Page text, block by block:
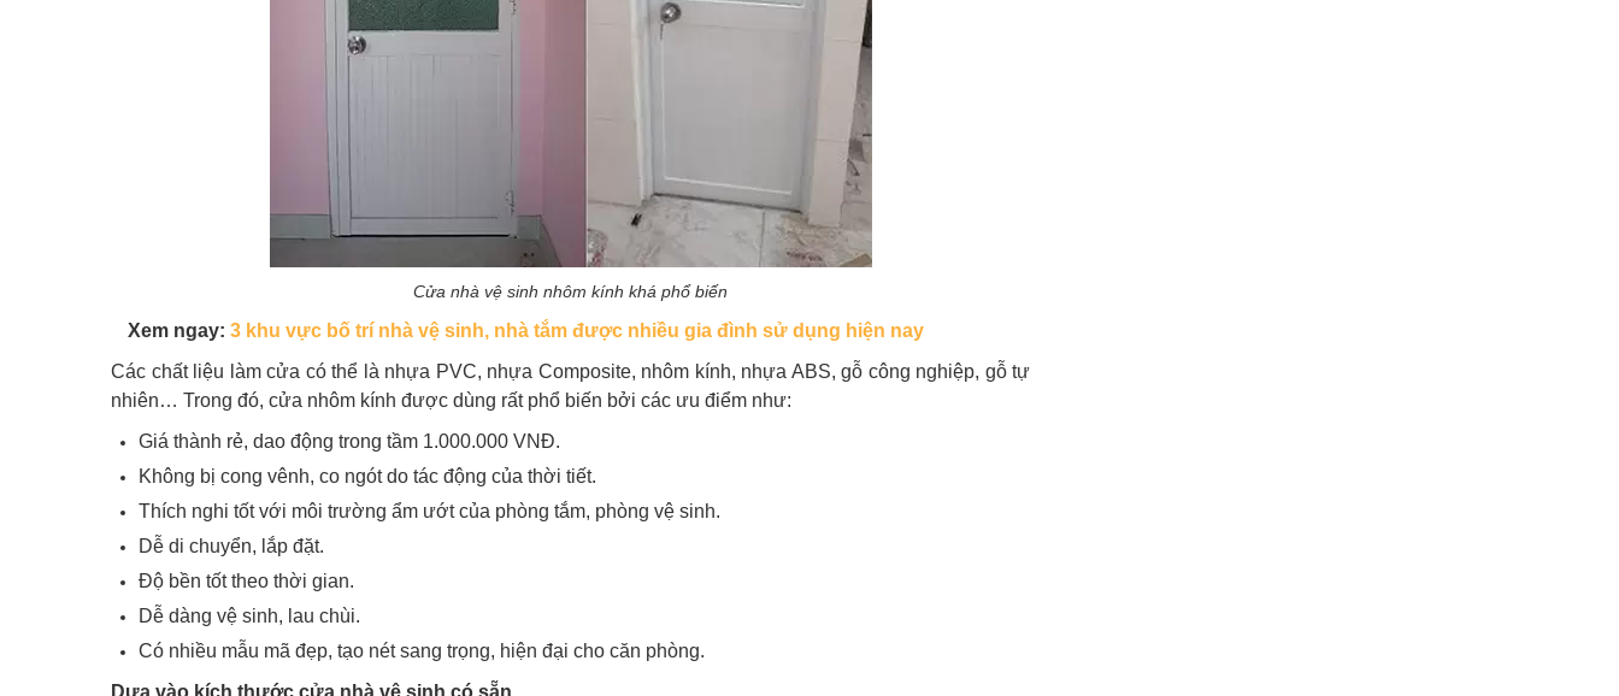
Cửa nhà vệ sinh nhôm kính khá phổ biến
Xem ngay: 3 khu vực bố trí nhà vệ sinh, nhà tắm được nhiều gia đình sử dụng hiện nay
Các chất liệu làm cửa có thể là nhựa PVC, nhựa Composite, nhôm kính, nhựa ABS, gỗ công nghiệp, gỗ tự
nhiên… Trong đó, cửa nhôm kính được dùng rất phổ biến bởi các ưu điểm như:
Giá thành rẻ, dao động trong tầm 1.000.000 VNĐ.
Không bị cong vênh, co ngót do tác động của thời tiết.
Thích nghi tốt với môi trường ẩm ướt của phòng tắm, phòng vệ sinh.
Dễ di chuyển, lắp đặt.
Độ bền tốt theo thời gian.
Dễ dàng vệ sinh, lau chùi.
Có nhiều mẫu mã đẹp, tạo nét sang trọng, hiện đại cho căn phòng.
Dựa vào kích thước cửa nhà vệ sinh có sẵn